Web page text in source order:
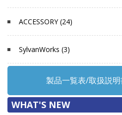
ACCESSORY (24)
SylvanWorks (3)
製品一覧表/取扱説
WHAT'S NEW